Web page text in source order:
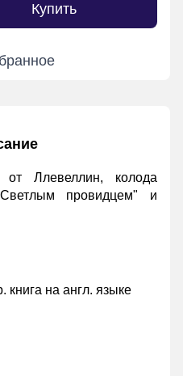
Купить
от Ллевеллин, колода
провидцем" и
книга на англ. языке